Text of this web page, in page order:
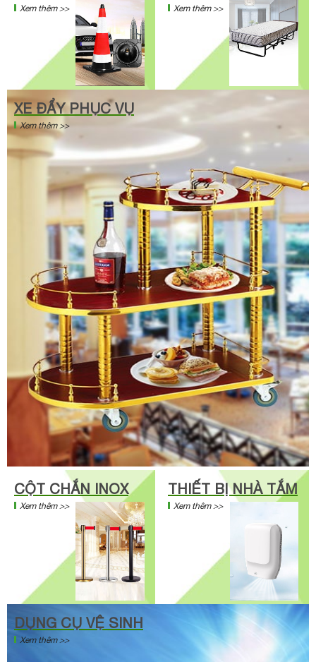
Xem thêm >> Xem thêm >>
XE ĐẨY PHỤC VỤ
Xem thêm >>
CỘT CHẮN INOX
Xem thêm >>
THIẾT BỊ NHÀ TẮM
Xem thêm >>
DỤNG CỤ VỆ SINH
Xem thêm >>